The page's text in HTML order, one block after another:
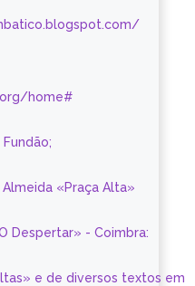
home#
«Praça Alta»
Despertar» - Coimbra:
e de diversos textos em